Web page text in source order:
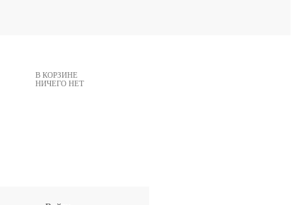
В КОРЗИНЕ
НИЧЕГО НЕТ